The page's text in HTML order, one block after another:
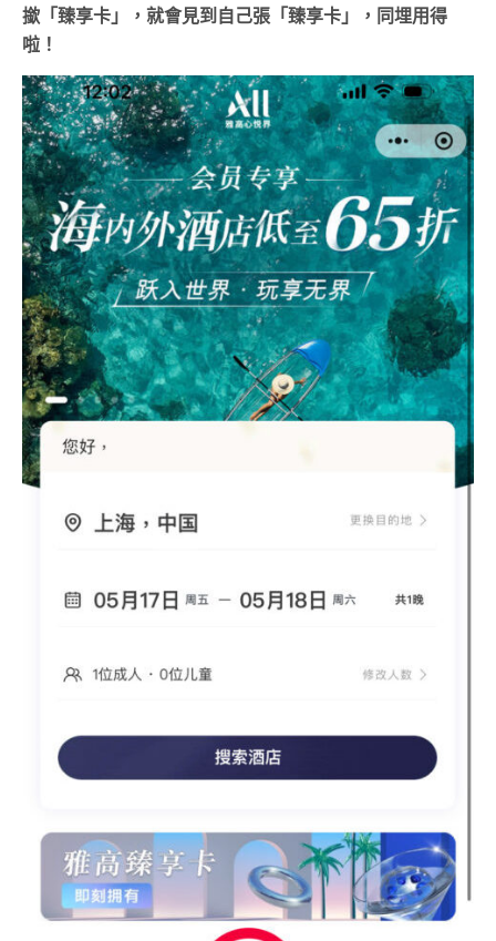
撳「臻享卡」，就會見到自己張「臻享卡」，同埋用得
啦！